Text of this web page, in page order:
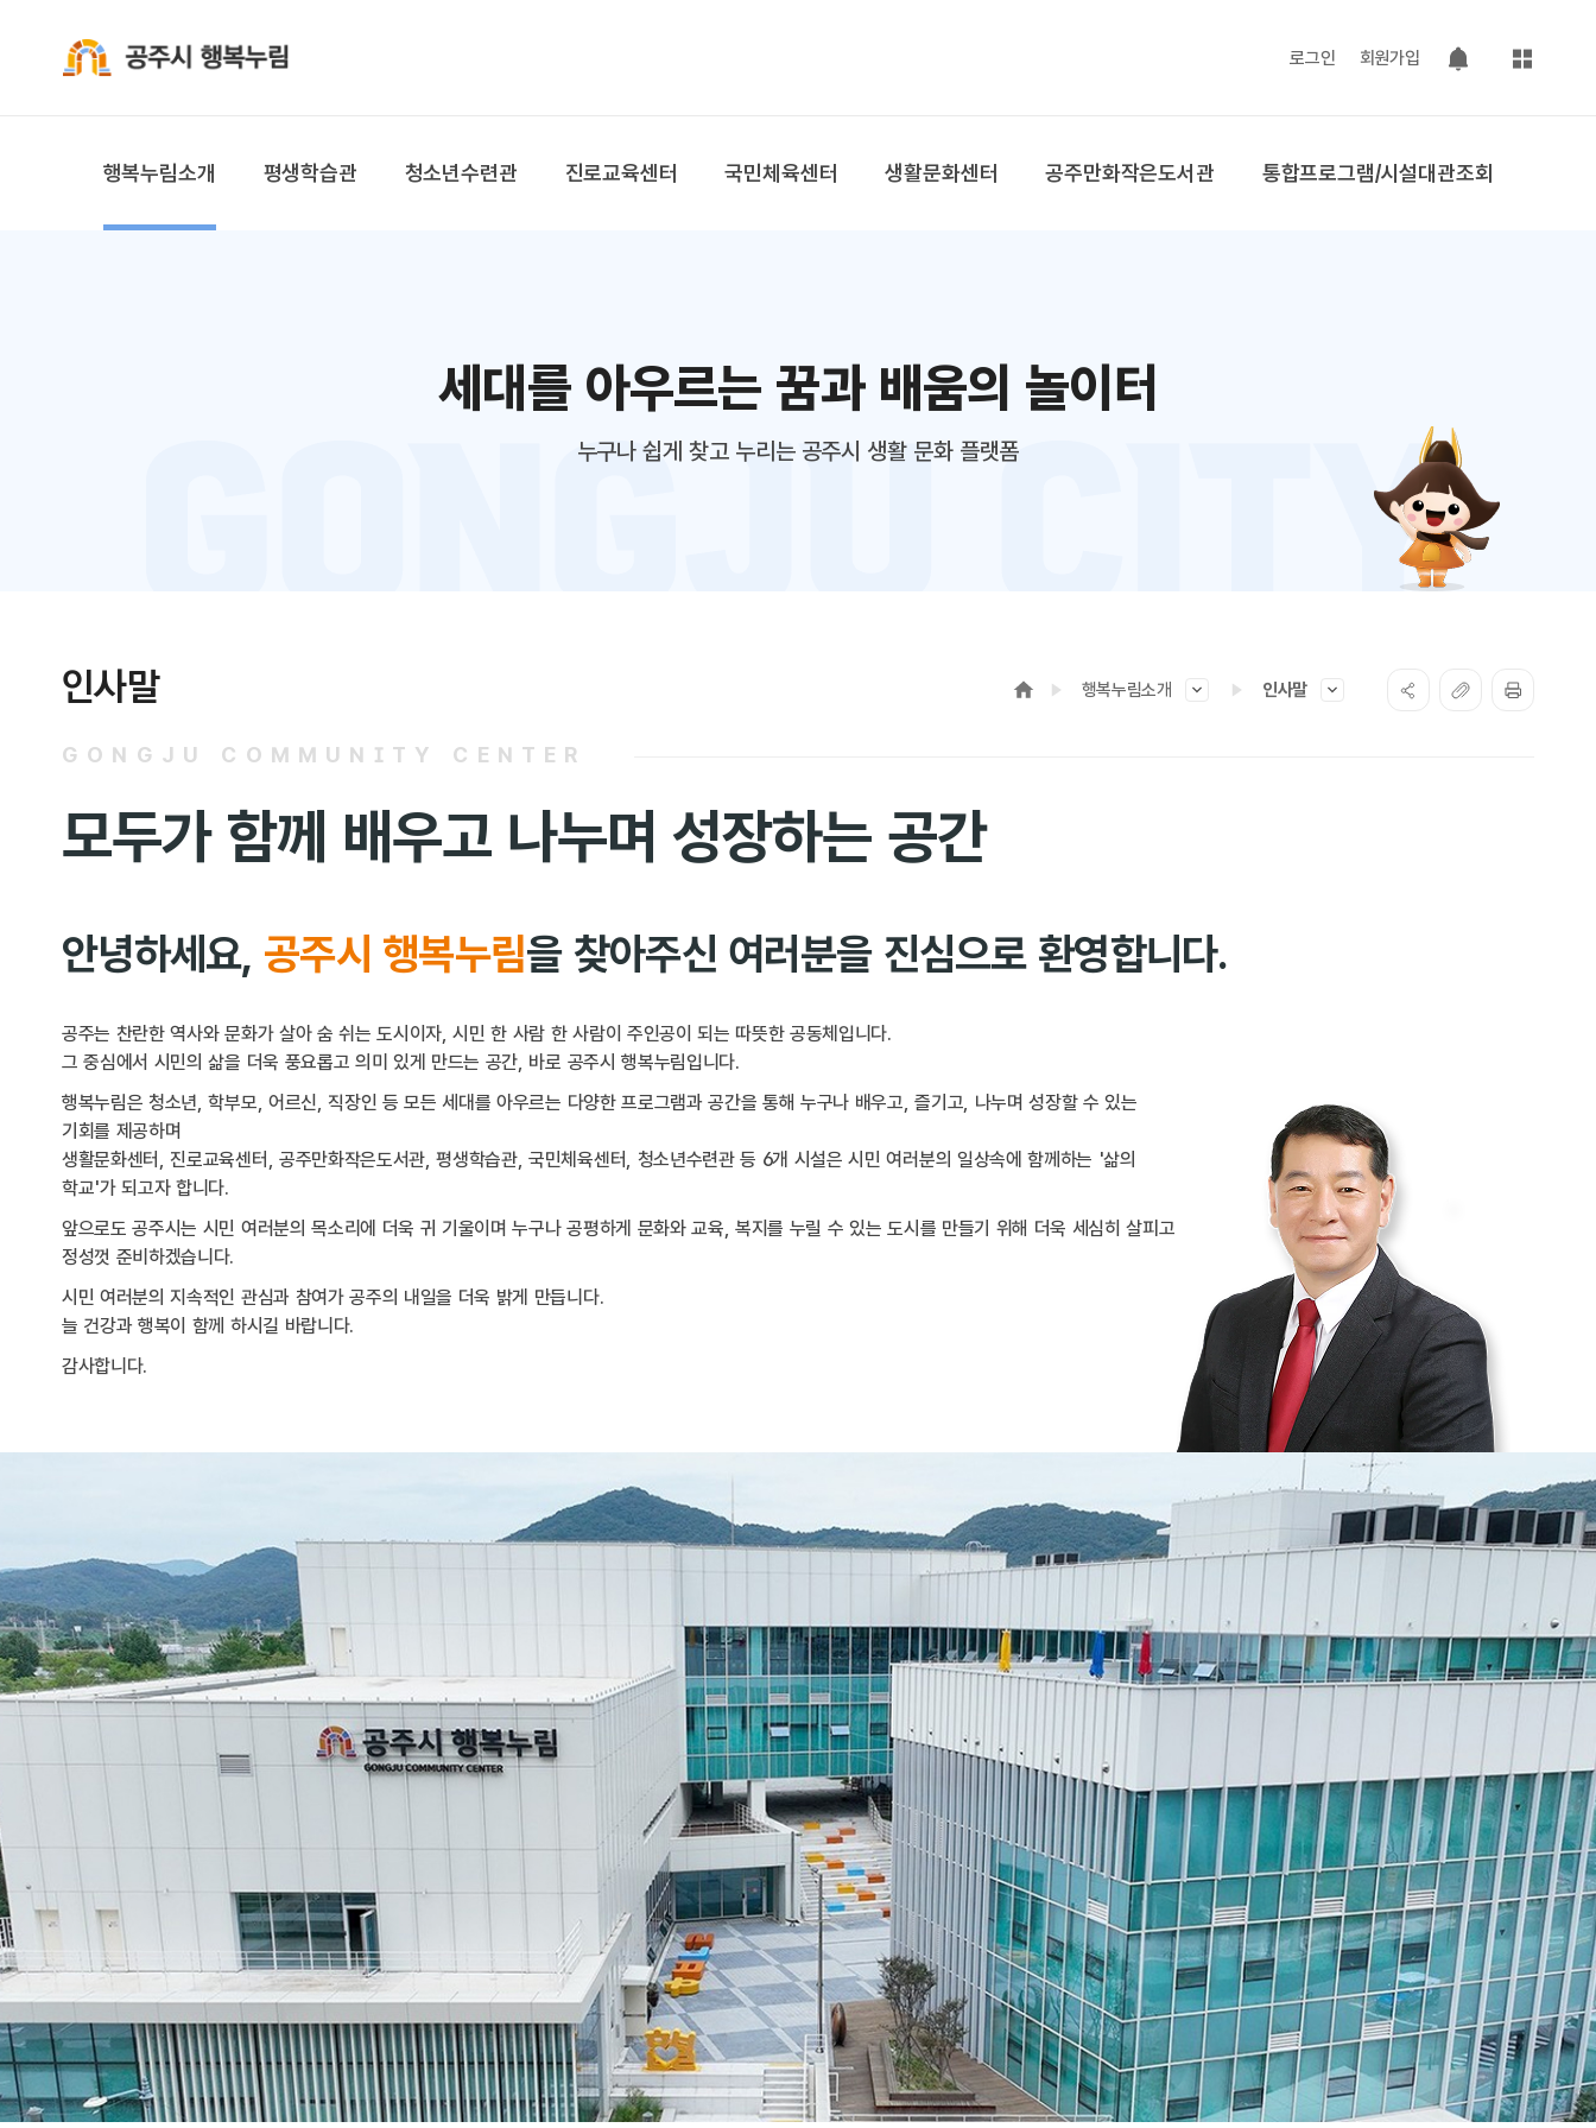
로그인 회원가입
팝업 열기
사이트맵
행복누림소개 평생학습관 청소년수련관 진로교육센터 국민체육센터 생활문화센터 공주만화작은도서관 통합프로그램/시설대관조회
세대를 아우르는 꿈과 배움의 놀이터
누구나 쉽게 찾고 누리는 공주시 생활 문화 플랫폼
인사말 행복누림소개 인사말
GONGJU COMMUNITY CENTER
모두가 함께 배우고 나누며 성장하는 공간
안녕하세요, 공주시 행복누림을 찾아주신 여러분을 진심으로 환영합니다.
공주는 찬란한 역사와 문화가 살아 숨 쉬는 도시이자, 시민 한 사람 한 사람이 주인공이 되는 따뜻한 공동체입니다.
그 중심에서 시민의 삶을 더욱 풍요롭고 의미 있게 만드는 공간, 바로 공주시 행복누림입니다.
행복누림은 청소년, 학부모, 어르신, 직장인 등 모든 세대를 아우르는 다양한 프로그램과 공간을 통해 누구나 배우고, 즐기고, 나누며 성장할 수 있는
기회를 제공하며
생활문화센터, 진로교육센터, 공주만화작은도서관, 평생학습관, 국민체육센터, 청소년수련관 등 6개 시설은 시민 여러분의 일상속에 함께하는 '삶의
학교'가 되고자 합니다.
앞으로도 공주시는 시민 여러분의 목소리에 더욱 귀 기울이며 누구나 공평하게 문화와 교육, 복지를 누릴 수 있는 도시를 만들기 위해 더욱 세심히 살피고
정성껏 준비하겠습니다.
시민 여러분의 지속적인 관심과 참여가 공주의 내일을 더욱 밝게 만듭니다.
늘 건강과 행복이 함께 하시길 바랍니다.
감사합니다.